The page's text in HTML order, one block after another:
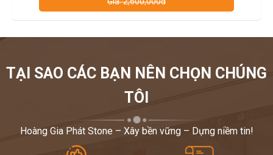
TẠI SAO CÁC BẠN NÊN CHỌN CHÚNG
TÔI
Hoàng Gia Phát Stone – Xây bền vững – Dựng niềm tin!